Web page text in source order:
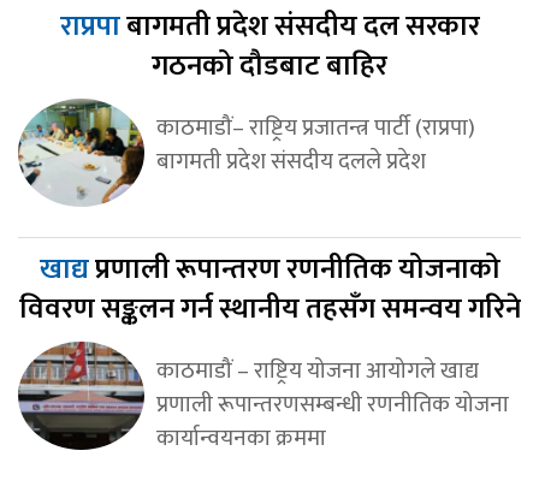
राप्रपाबागमती प्रदेश संसदीय दल सरकार
गठनको दौडबाट बाहिर
काठमाडौं– राष्ट्रिय प्रजातन्त्र पार्टी (राप्रपा)
बागमती प्रदेश संसदीय दलले प्रदेश
खाद्यप्रणाली रूपान्तरण रणनीतिक योजनाको
विवरण सङ्कलन गर्न स्थानीय तहसँग समन्वय गरिने
काठमाडौं – राष्ट्रिय योजना आयोगले खाद्य
प्रणाली रूपान्तरणसम्बन्धी रणनीतिक योजना
कार्यान्वयनका क्रममा